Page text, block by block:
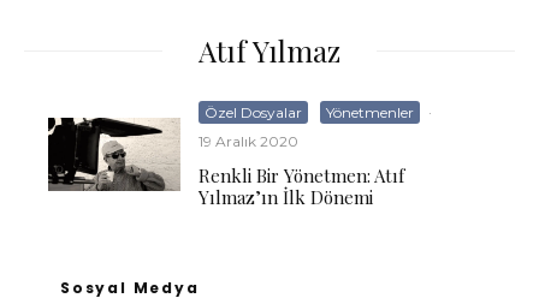
Atıf Yılmaz
Özel Dosyalar Yönetmenler
·
19 Aralık 2020
Renkli Bir Yönetmen: Atıf
Yılmaz’ın İlk Dönemi
Sosyal Medya